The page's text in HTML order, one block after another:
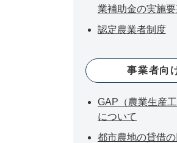
業補助金の実施
認定農業者制度
事業者向
GAP（農業生産
について
都市農地の貸借